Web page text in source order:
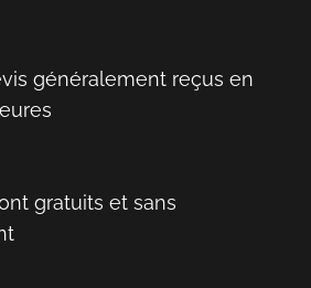
généralement reçus en
gratuits et sans